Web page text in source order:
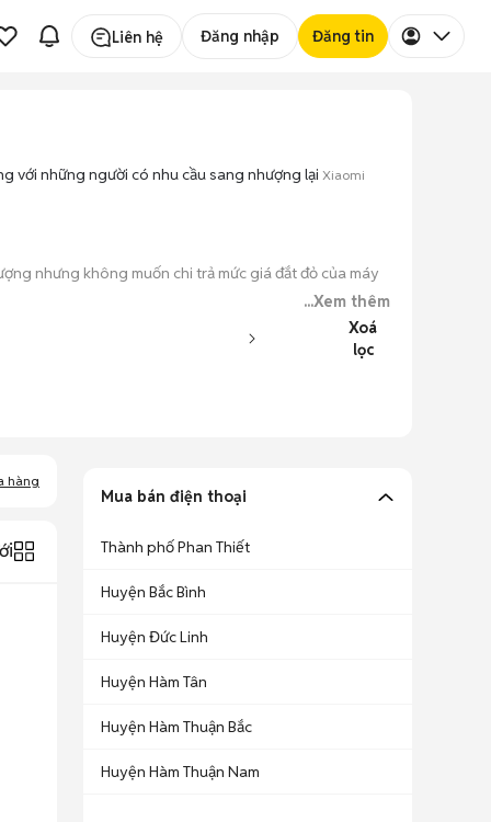
Liên hệ Đăng nhập Đăng tin
với những người có nhu cầu sang nhượng lại Xiaomi
nhưng không muốn chi trả mức giá đắt đỏ của máy
các phiên bản dung lượng và màu sắc.
...Xem thêm
Xoá
lọc
hàng
Mua bán điện thoại
Thành phố Phan Thiết
Huyện Bắc Bình
Huyện Đức Linh
Huyện Hàm Tân
Huyện Hàm Thuận Bắc
Huyện Hàm Thuận Nam